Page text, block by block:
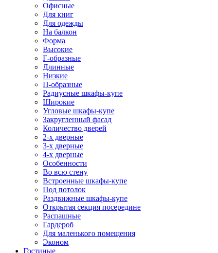
Офисные
Для книг
Для одежды
На балкон
Форма
Высокие
Г-образные
Длинные
Низкие
П-образные
Радиусные шкафы-купе
Широкие
Угловые шкафы-купе
Закругленный фасад
Количество дверей
2-х дверные
3-х дверные
4-х дверные
Особенности
Во всю стену
Встроенные шкафы-купе
Под потолок
Раздвижные шкафы-купе
Открытая секция посередине
Распашные
Гардероб
Для маленького помещения
Эконом
Гостиные